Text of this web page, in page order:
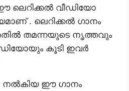
ലെറിക്കൽ വീഡിയോ
. ലെറിക്കൽ ഗാനം
തമന്നയുടെ നൃത്തവും
കൂടി ഇവർ
നൽകിയ ഈ ഗാനം